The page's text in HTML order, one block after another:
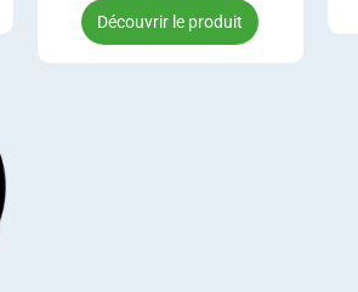
Découvrir le produit